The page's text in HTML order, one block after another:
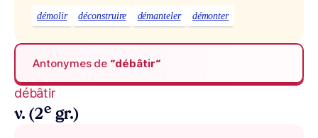
démolir déconstruire démanteler démonter
Antonymes de “débâtir“
débâtir
v. (2e gr.)